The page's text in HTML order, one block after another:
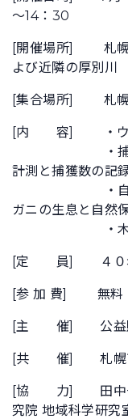
～14：30
[開催場所] 札幌
よび近隣の厚別川
[集合場所] 札幌
[内 容] ・ウチ
・捕獲した
計測と捕獲数の記
・自然保護
ガニの生息と自然
・木とのふ
[定 員] ４０
[参 加 費] 無料
[主 催] 公益財
[共 催] 札幌市
[協 力] 田中一典
究院 地域科学研究